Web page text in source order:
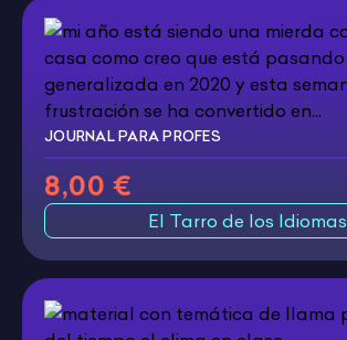
JOURNAL PARA PROFES
8,00 €
El Tarro de los Idiomas